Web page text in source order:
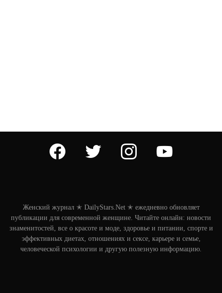
facebook twitter instagram
Женский журнал ✭ DailyStars.Net ✭ ежедневно обновляет
публикации для современной женщине. Читайте онлайн: новости
знаменитостей, все о красоте и моде, здоровье и питании, спорте и
эффективных диетах, отношениях и сексе, карьере и семье,
человеческой психологии и другую полезную информацию.